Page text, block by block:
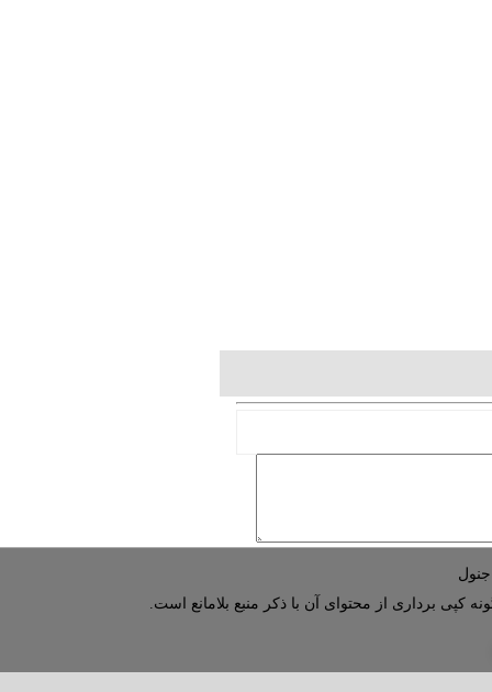
کپی برداری از محتوای آن با ذکر منبع بلامانع است.